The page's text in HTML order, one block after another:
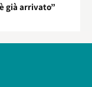
già arrivato”